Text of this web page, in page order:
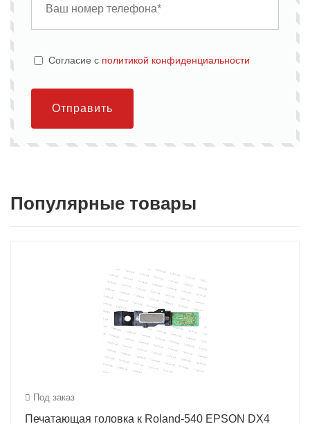
Cогласие с политикой конфиденциальности
Отправить
Популярные товары
Под заказ
Печатающая головка к Roland-540 EPSON DX4